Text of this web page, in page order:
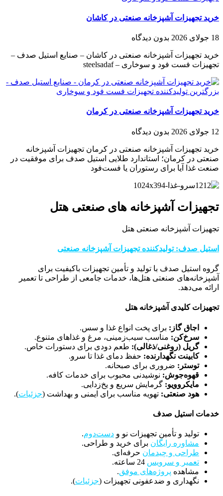
خرید تجهیزات آشپزخانه صنعتی در کاشان
18 جولای 2026 بدون دیدگاه
خرید تجهیزات آشپزخانه صنعتی در کاشان – صنایع استیل صدف –
تجهیزات فست فود و سوخاری – steelsadaf
خرید تجهیزات آشپزخانه صنعتی در کرمان
12 جولای 2026 بدون دیدگاه
خرید تجهیزات آشپزخانه صنعتی در کرمان تجهیزات آشپزخانه
صنعتی در کرمان؛ استاندارد طلایی استیل صدف برای موفقیت در
صنعت غذا آیا برای رستوران یا فست‌فود
تجهیزات آشپزخانه های صنعتی هتل
تجهیزات آشپزخانه صنعتی هتل
استیل صدف: تولیدکننده تجهیزات آشپزخانه صنعتی
گروه استیل صدف با تولید و تأمین تجهیزات باکیفیت برای
آشپزخانه‌های صنعتی هتل‌ها، خدمات جامعی از طراحی تا تعمیر
ارائه می‌دهد.
تجهیزات کلیدی آشپزخانه هتل
اجاق گاز: برای پخت انواع غذا و سس.
سرخ‌کن: مناسب سیب‌زمینی، مرغ و غذاهای متنوع.
گریل (روغنی/ذغالی): طعم دودی برای دستورات خاص.
کابینت نگهدارنده: حفظ دمای غذا تا سرو.
توستر: ضروری برای صبحانه.
قهوه‌جوش: نوشیدنی محبوب برای خدمات کافه.
مایکروویو: گرمایش سریع و یخ‌زدایی.
هود صنعتی: تهویه مناسب برای ایمنی و بهداشت (جزئیات).
خدمات استیل صدف
تولید و تأمین تجهیزات نو و دست‌دوم.
مشاوره رایگان برای خرید و طراحی.
طراحی و چیدمان حرفه‌ای.
تعمیر و سرویس
مشاهده پروژه‌های موفق.
نگهداری و ضدعفونی تجهیزات (جزئیات).